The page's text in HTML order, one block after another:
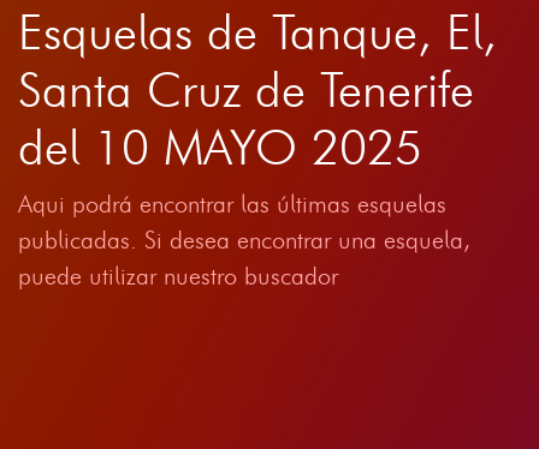
Esquelas de Tanque, El,
Santa Cruz de Tenerife
del 10 MAYO 2025
Aqui podrá encontrar las últimas esquelas
publicadas. Si desea encontrar una esquela,
puede utilizar nuestro buscador